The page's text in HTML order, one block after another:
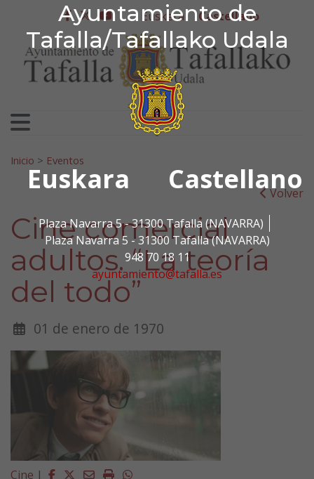
Ayuntamiento de
Tafalla/Tafallako Udala
Euskara Castellano
Plaza Navarra 5 - 31300 Tafalla (NAVARRA)
Plaza Navarra 5 - 31300 Tafalla (NAVARRA)
948 70 18 11
ayuntamiento@tafalla.es
Ir al contenido
Ayuntamiento de
facebook
twitter
youtube
Euskera Castellano
Search for:
Inicio > Eventos
Volver
Cine comercial
adultos. “La teoría
del todo”
01 de enero de 1970
Cine | Facebook
Twitter
EmailImprimirWhatsapp